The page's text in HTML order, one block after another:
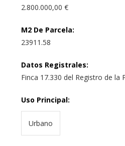
2.800.000,00 €
M2 De Parcela:
23911.58
Datos Registrales:
Finca 17.330 del Registro de la
Uso Principal:
Urbano